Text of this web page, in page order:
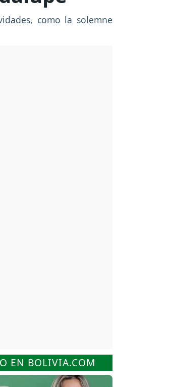
como la solemne
EN BOLIVIA.COM